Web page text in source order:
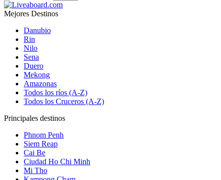
Mejores Destinos
Danubio
Rin
Nilo
Sena
Duero
Mekong
Amazonas
Todos los ríos (A-Z)
Todos los Cruceros (A-Z)
Principales destinos
Phnom Penh
Siem Reap
Cai Be
Ciudad Ho Chi Minh
Mi Tho